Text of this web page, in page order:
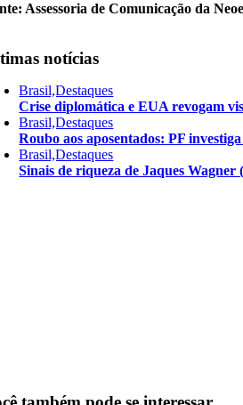
Assessoria de Comunicação da
notícias
Brasil,Destaques
Crise diplomática e EUA revogam
Brasil,Destaques
Roubo aos aposentados: PF
Brasil,Destaques
Sinais de riqueza de Jaques